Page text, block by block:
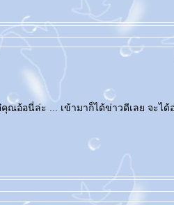
ณอ้อนี่ล่ะ ... เข้ามาก็ได้ข่าวดีเลย จะไ